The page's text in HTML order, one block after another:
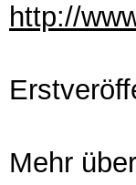
http://
Mehr